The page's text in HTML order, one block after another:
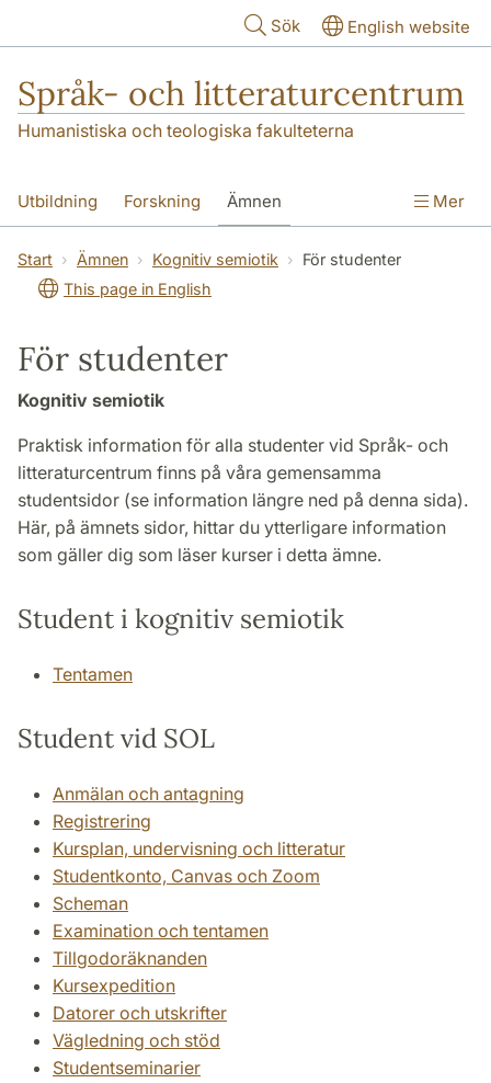
Sök English website
Språk- och litteraturcentrum
Humanistiska och teologiska fakulteterna
Utbildning Forskning Ämnen
SOL-husen Kontakt Institutionen
översättning till svenska
Mer
Start Ämnen Kognitiv semiotik
För studenter
This page in English
För studenter
Kognitiv semiotik
Praktisk information för alla studenter vid Språk- och
litteraturcentrum finns på våra gemensamma
studentsidor (se information längre ned på denna sida).
Här, på ämnets sidor, hittar du ytterligare information
som gäller dig som läser kurser i detta ämne.
Student i kognitiv semiotik
Tentamen
Student vid SOL
Anmälan och antagning
Registrering
Kursplan, undervisning och litteratur
Studentkonto, Canvas och Zoom
Scheman
Examination och tentamen
Tillgodoräknanden
Kursexpedition
Datorer och utskrifter
Vägledning och stöd
Studentseminarier